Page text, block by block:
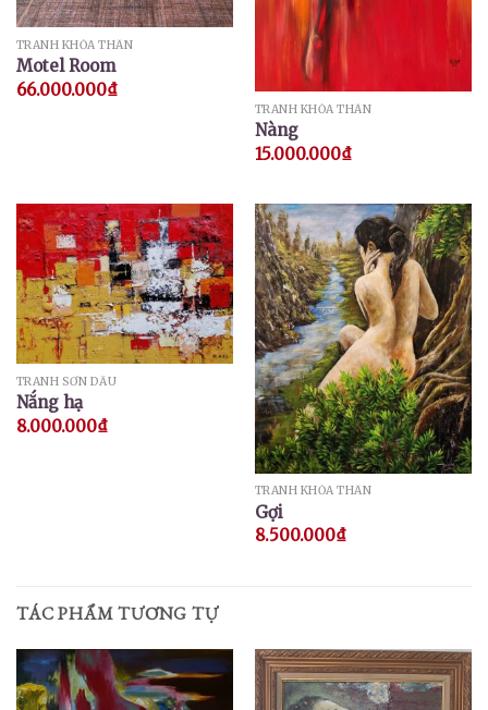
TRANH KHỎA THÂN
Motel Room
66.000.000₫
TRANH KHỎA THÂN
Nàng
15.000.000₫
TRANH SƠN DẦU
Nắng hạ
8.000.000₫
TRANH KHỎA THÂN
Gợi
8.500.000₫
TÁC PHẨM TƯƠNG TỰ